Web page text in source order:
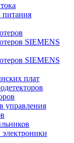
SIEMENS
SIEMENS
плат
управления